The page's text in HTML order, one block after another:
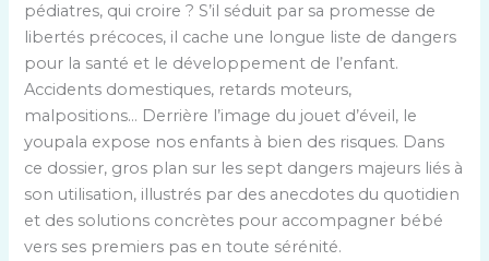
pédiatres, qui croire ? S’il séduit par sa promesse de
libertés précoces, il cache une longue liste de dangers
pour la santé et le développement de l’enfant.
Accidents domestiques, retards moteurs,
malpositions… Derrière l’image du jouet d’éveil, le
youpala expose nos enfants à bien des risques. Dans
ce dossier, gros plan sur les sept dangers majeurs liés à
son utilisation, illustrés par des anecdotes du quotidien
et des solutions concrètes pour accompagner bébé
vers ses premiers pas en toute sérénité.